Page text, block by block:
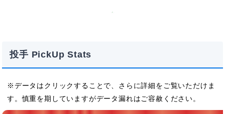
投手 PickUp Stats
データはクリックすることで、さらに詳細をご覧いただけま
す。慎重を期していますがデータ漏れはご容赦ください。